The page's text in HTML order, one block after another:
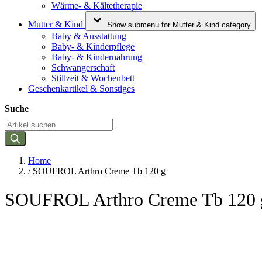
Wärme- & Kältetherapie
Mutter & Kind
Show submenu for Mutter & Kind category
Baby & Ausstattung
Baby- & Kinderpflege
Baby- & Kindernahrung
Schwangerschaft
Stillzeit & Wochenbett
Geschenkartikel & Sonstiges
Suche
Home
/ SOUFROL Arthro Creme Tb 120 g
SOUFROL Arthro Creme Tb 120